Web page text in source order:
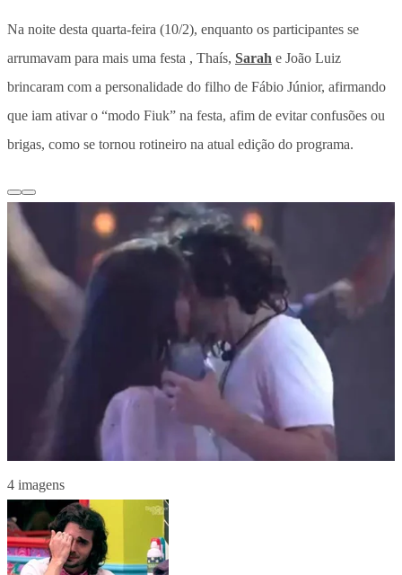
Na noite desta quarta-feira (10/2), enquanto os participantes se
arrumavam para mais uma festa , Thaís, Sarah e João Luiz
brincaram com a personalidade do filho de Fábio Júnior, afirmando
que iam ativar o “modo Fiuk” na festa, afim de evitar confusões ou
brigas, como se tornou rotineiro na atual edição do programa.
4 imagens